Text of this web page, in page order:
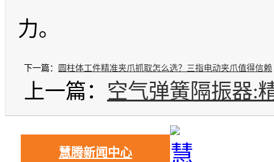
力。
下一篇： 圆柱体工件精准夹爪抓取怎么选？三指电动夹爪值得信赖
上一篇： 空气弹簧隔振器:
慧腾新闻中心